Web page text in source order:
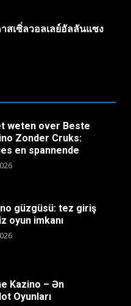
เซิ่ลวอลเลย์อัลลันแซง
weten over Beste
Zonder Cruks:
en spannende
güzgüsü: tez giriş
oyun imkanı
Kazino – Ən
Oyunları